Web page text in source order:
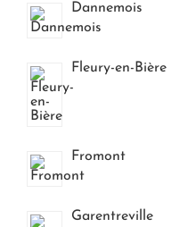
Dannemois
Fleury-en-Bière
Fromont
Garentreville